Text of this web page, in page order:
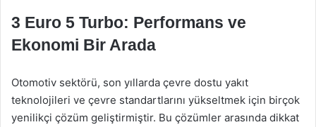
3 Euro 5 Turbo: Performans ve
Ekonomi Bir Arada
Otomotiv sektörü, son yıllarda çevre dostu yakıt
teknolojileri ve çevre standartlarını yükseltmek için birçok
yenilikçi çözüm geliştirmiştir. Bu çözümler arasında dikkat